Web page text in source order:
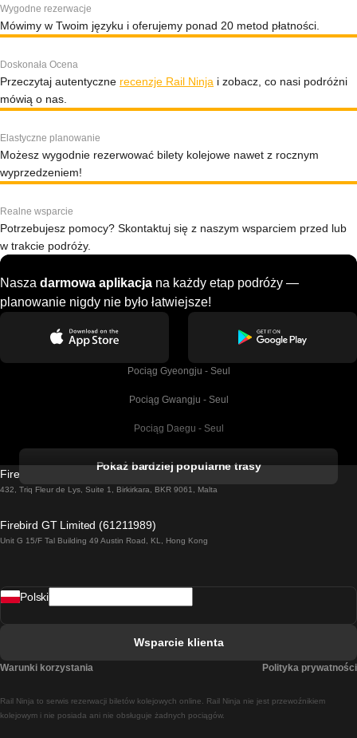
Wygodne rezerwacje
Mówimy w Twoim języku i oferujemy ponad 20 metod płatności.
Doskonała Ocena
Przeczytaj autentyczne recenzje Rail Ninja i zobacz, co nasi podróżni
mówią o nas.
Elastyczne planowanie
Możesz wygodnie rezerwować bilety kolejowe nawet z rocznym
wyprzedzeniem!
Realne wsparcie
Potrzebujesz pomocy? Skontaktuj się z naszym wsparciem przed lub
w trakcie podróży.
Nasza darmowa aplikacja na każdy etap podróży —
planowanie nigdy nie było łatwiejsze!
Pociąg Gyeongju - Seul
Pociąg Gwangju - Seul
Pociąg Daegu - Seul
Pociąg Dublin - Galway
Pociąg Rzym - Neapol
Pociąg Madryt - Lizbona
Pokaż bardziej popularne trasy
Firebird GT Limited (OC 1451)
432, Triq Fleur de Lys, Suite 1, Birkirkara, BKR 9061, Malta
Firebird GT Limited (61211989)
Unit G 15/F Tal Building 49 Austin Road, KL, Hong Kong
Rail Ninja to serwis rezerwacji biletów kolejowych online. Rail Ninja nie jest przewoźnikiem
kolejowym i nie posiada ani nie obsługuje żadnych pociągów.
Polski
Wsparcie klienta
Warunki korzystania Polityka prywatności